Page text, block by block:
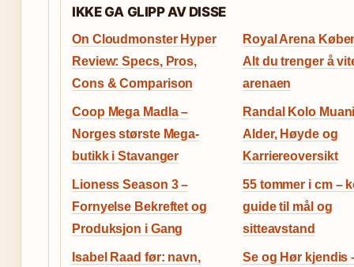
IKKE GA GLIPP AV DISSE
On Cloudmonster Hyper
Review: Specs, Pros,
Cons & Comparison
Royal Arena
Alt du trenger å
arenaen
Coop Mega Madla –
Norges største Mega-
butikk i Stavanger
Randal Kolo
Alder, Høyde og
Karriereoversikt
Lioness Season 3 –
Fornyelse Bekreftet og
Produksjon i Gang
55 tommer i cm –
guide til mål og
sitteavstand
Isabel Raad før: navn,
Se og Hør kjendis